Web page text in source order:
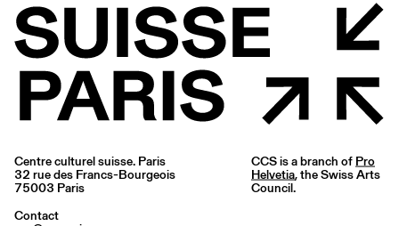
Centre culturel suisse. Paris
32 rue des Francs-Bourgeois
75003 Paris
Contact
CCS is a branch of Pro
Helvetia, the Swiss Arts
Council.